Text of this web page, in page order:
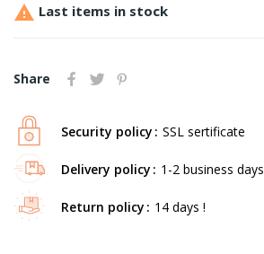
 Last items in stock
Share
Security policy SSL sertificate
Delivery policy 1-2 business days
Return policy 14 days !